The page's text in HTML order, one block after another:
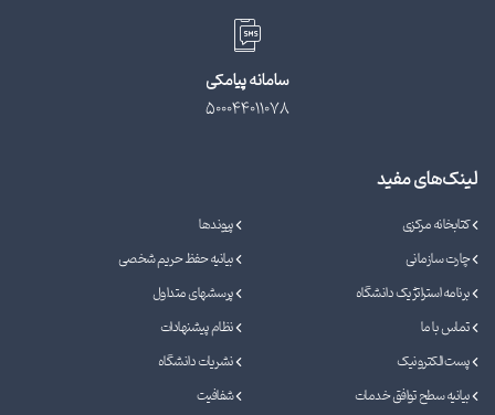
سامانه پیامکی
500044011078
لینک‌های مفید
کتابخانه مرکزی
پیوندها
چارت سازمانی
بیانیه حفظ حریم شخصی
برنامه استراتژیک دانشگاه
پرسشهای متداول
تماس با ما
نظام پیشنهادات
پست الکترونیک
نشریات دانشگاه
بیانیه سطح توافق خدمات
شفافیت